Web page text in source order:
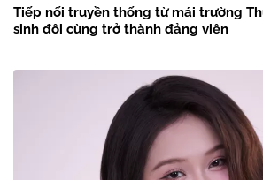
Tiếp nối truyền thống từ mái trường
sinh đôi cùng trở thành đảng viên